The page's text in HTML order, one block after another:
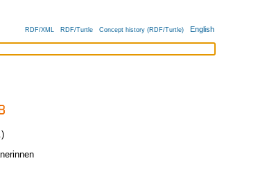
RDF/XML RDF/Turtle Concept history (RDF/Turtle) English